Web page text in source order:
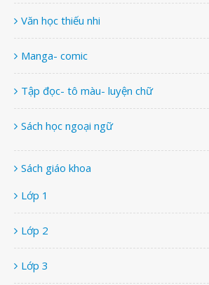
Văn học thiếu nhi
Manga- comic
Tập đọc- tô màu- luyện chữ
Sách học ngoại ngữ
Sách giáo khoa
Lớp 1
Lớp 2
Lớp 3